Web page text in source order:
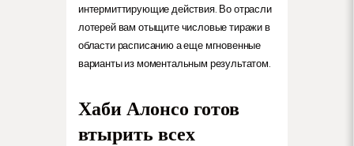
интермиттирующие действия. Во отрасли
лотерей вам отыщите числовые тиражи в
области расписанию а еще мгновенные
варианты из моментальным результатом.
Хаби Алонсо готов
втырить всех